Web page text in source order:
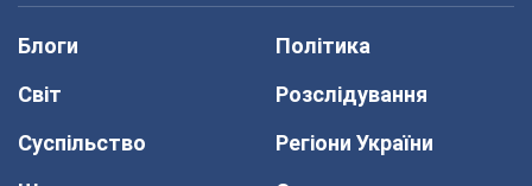
Блоги
Політика
Світ
Розслідування
Суспільство
Регіони України